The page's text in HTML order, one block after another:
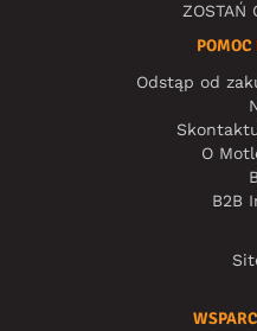
ZOSTAŃ
Odstąp od
O
B2B